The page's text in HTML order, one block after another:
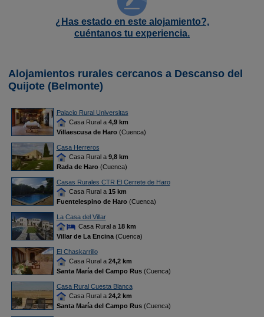
¿Has estado en este alojamiento?,
cuéntanos tu experiencia.
Alojamientos rurales cercanos a Descanso del
Quijote (Belmonte)
Palacio Rural Universitas
Casa Rural a 4,9 km
Villaescusa de Haro(Cuenca)
Casa Herreros
Casa Rural a 9,8 km
Rada de Haro(Cuenca)
Casas Rurales CTR El Cerrete de Haro
Casa Rural a 15 km
Fuentelespino de Haro(Cuenca)
La Casa del Villar
Casa Rural a 18 km
Villar de La Encina(Cuenca)
El Chaskarrillo
Casa Rural a 24,2 km
Santa María del Campo Rus(Cuenca)
Casa Rural Cuesta Blanca
Casa Rural a 24,2 km
Santa María del Campo Rus(Cuenca)